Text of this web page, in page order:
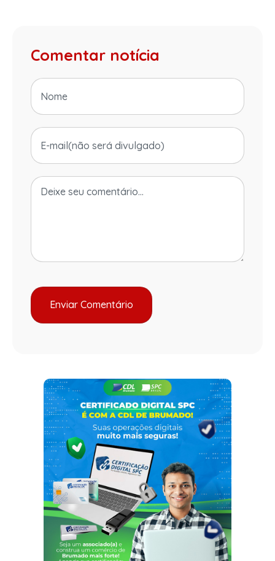
Comentar notícia